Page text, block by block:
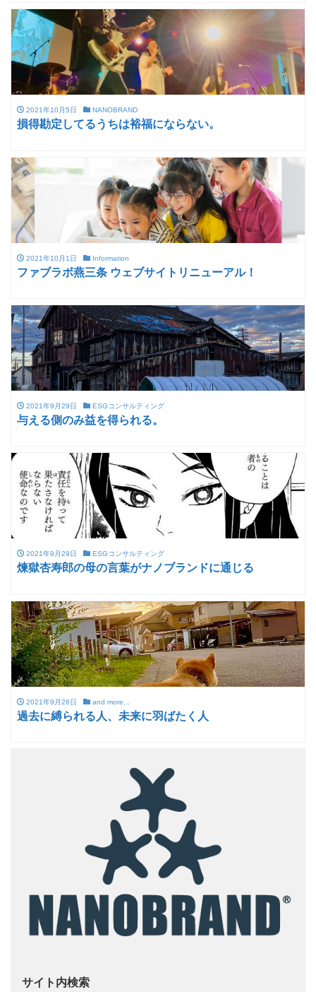
2021年10月5日 NANOBRAND
損得勘定してるうちは裕福にならない。
2021年10月1日 Information
ファブラボ燕三条 ウェブサイトリニューアル！
2021年9月29日 ESGコンサルティング
与える側のみ益を得られる。
2021年9月29日 ESGコンサルティング
煉獄杏寿郎の母の言葉がナノブランドに通じる
2021年9月26日 and more...
過去に縛られる人、未来に羽ばたく人
サイト内検索